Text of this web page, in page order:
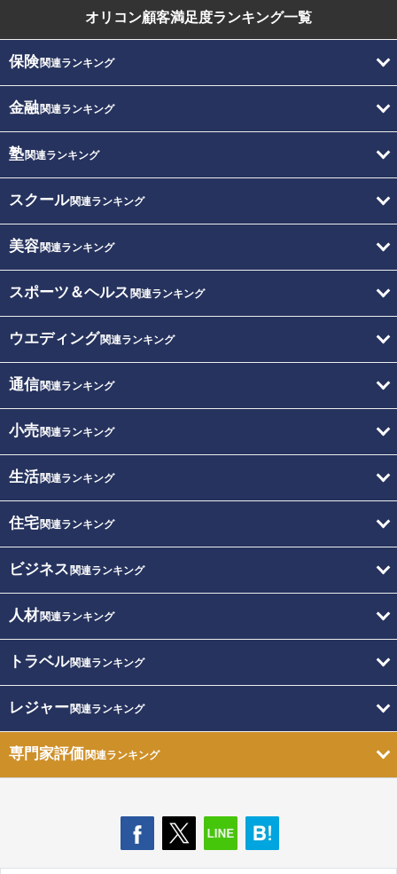
オリコン顧客満足度ランキング一覧
保険関連ランキング
金融関連ランキング
塾関連ランキング
スクール関連ランキング
美容関連ランキング
スポーツ＆ヘルス 関連ランキング
ウエディング関連ランキング
通信関連ランキング
小売関連ランキング
生活関連ランキング
住宅関連ランキング
ビジネス 関連ランキング
人材関連ランキング
トラベル関連ランキング
レジャー関連ランキング
専門家評価関連ランキング